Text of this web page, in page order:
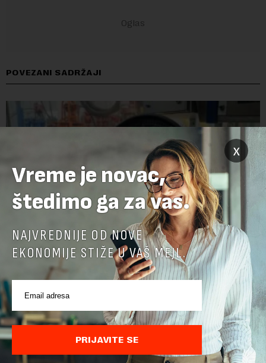
POVEZANI SADRŽAJI
Kipar planira da gasom snabdeva Evropu već od
2028. godine
Potrošači mogu očekivati da će prirodni gas iz nalazišta u
podmorju kod Kipra pomoći u pokrivanju energetskih potreba
Evrope već od marta 2028. godine, izjavio je ministar
energetike te ostrvske zemlje Ma...
x
Vreme je novac,
štedimo ga za vas.
NAJVREDNIJE OD NOVE
EKONOMIJE STIŽE U VAŠ MEJL.
PRIJAVITE SE